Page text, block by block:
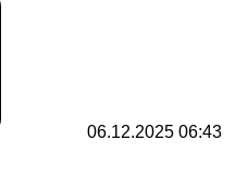
06.12.2025 06:43